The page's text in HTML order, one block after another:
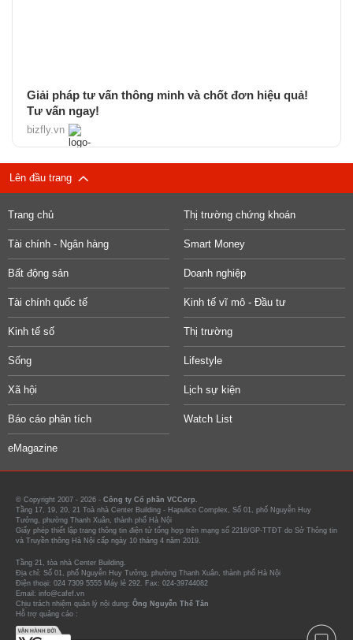
Giải pháp tư vấn thông minh và chốt đơn hiệu quả!
Tư vấn ngay!
bizfly.vn
Lên đầu trang
Trang chủ Thị trường chứng khoán
Tài chính - Ngân hàng Smart Money
Bất động sản Doanh nghiệp
Tài chính quốc tế Kinh tế vĩ mô - Đầu tư
Kinh tế số Thị trường
Sống Lifestyle
Xã hội Lịch sự kiện
Báo cáo phân tích Watch List
eMagazine
© Copyright 2007 - 2026 - Công ty Cổ phần VCCorp.
Tầng 17, 19, 20, 21 Toà nhà Center Building - Hapulico Complex, Số 01, phố Nguyễn Huy
Tưởng, phường Thanh Xuân, thành phố Hà Nội
Giấy phép thiết lập trang thông tin điện tử tổng hợp trên mạng số 2216/GP-TTĐT do Sở Thông tin
và Truyền thông Hà Nội cấp ngày 10 tháng 4 năm 2019.
Tầng 21, tòa nhà Center Building.
Địa chỉ: Số 01, phố Nguyễn Huy Tưởng, phường Thanh Xuân, thành phố Hà Nội
Điện thoại: 024 7309 5555 Máy lẻ 292. Fax: 024-39744082
Email: info@cafef.vn
Chịu trách nhiệm quản lý nội dung: Ông Nguyễn Thế Tân
Hỗ trợ quảng cáo :